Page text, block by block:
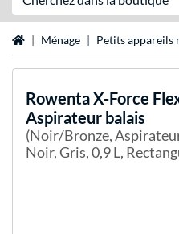
Page d'accueil
Ménage Petits appareils
RowentaX-Force
Aspirateur balais
(Noir/Bronze,
Noir, Gris, 0,9 L,